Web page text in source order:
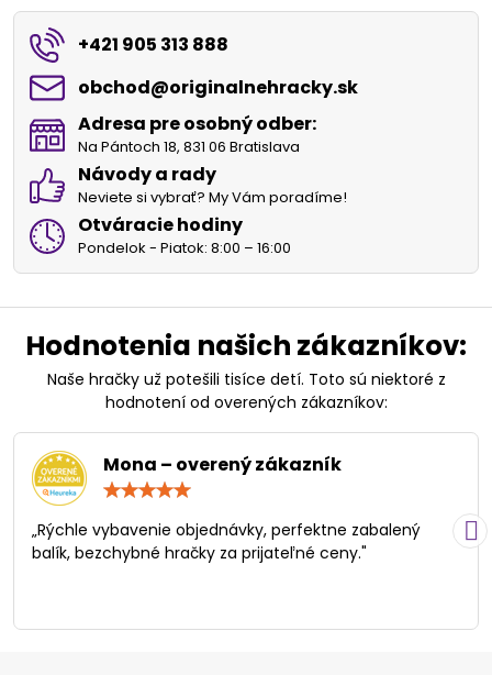
+421 905 313 888
obchod​@originalnehracky​.sk
Adresa pre osobný odber:
Na Pántoch 18, 831 06 Bratislava
Návody a rady
Neviete si vybrať? My Vám poradíme!
Otváracie hodiny
Pondelok - Piatok: 8:00 – 16:00
Hodnotenia našich zákazníkov:
Naše hračky už potešili tisíce detí. Toto sú niektoré z
hodnotení od overených zákazníkov:
Mona – overený zákazník
/
5
„Rýchle vybavenie objednávky, perfektne zabalený
balík, bezchybné hračky za prijateľné ceny."